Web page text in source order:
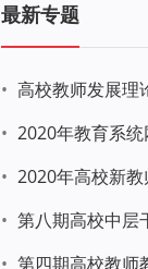
最新专题
• 高校教师发展理
•
• 2020年高校新
•
•